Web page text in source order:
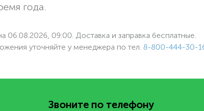
года.
06.08.2026, 09:00. Доставка и заправка бесплатные.
уточняйте у менеджера по тел. 8-800-444-30-
Звоните по телефону